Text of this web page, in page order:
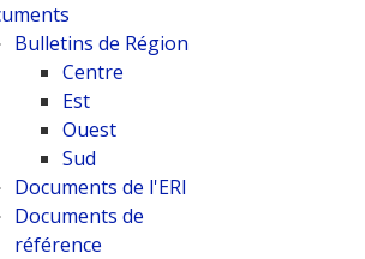
Bulletins de Région
Centre
Est
Ouest
Sud
Documents de l'ERI
Documents de
référence